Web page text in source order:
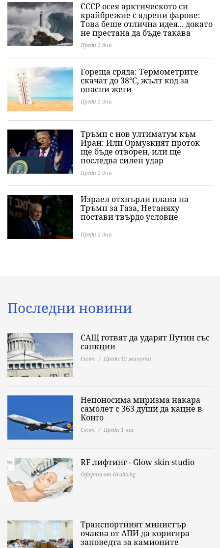
СССР осея арктическото си
крайбрежие с ядрени фарове:
Това беше отлична идея... докато
не престана да бъде такава
Преди 2 дни
Гореща сряда: Термометрите
скачат до 38°C, жълт код за
опасни жеги
Преди 2 дни
Тръмп с нов ултиматум към
Иран: Или Ормузкият проток
ще бъде отворен, или ще
последва силен удар
Преди 2 дни
Израел отхвърли плана на
Тръмп за Газа, Нетаняху
постави твърдо условие
Преди 2 дни
Последни новини
САЩ готвят да ударят Путин със
санкции
Свят Преди 12 минути
Непоносима миризма накара
самолет с 363 души да кацне в
Конго
Свят Преди 1 час
RF лифтинг - Glow skin studio
Оферта от Grabo.bg
Транспортният министър
очаква от АПИ да коригира
заповедта за камионите